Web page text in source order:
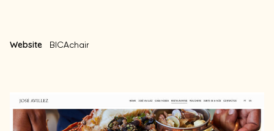
Website BICAchair